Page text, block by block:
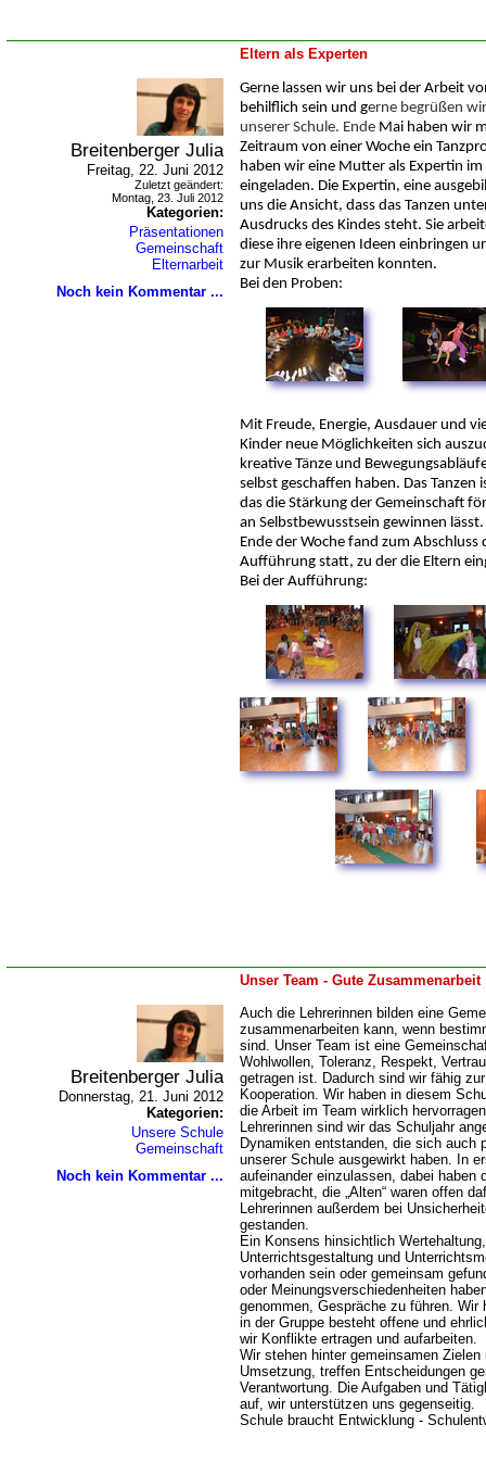
Eltern als Experten
Breitenberger Julia
Freitag, 22. Juni 2012
Zuletzt geändert:
Montag, 23. Juli 2012
Kategorien:
Präsentationen
Gemeinschaft
Elternarbeit
Noch kein Kommentar ...
Gerne lassen wir uns bei der Arbeit
behilflich sein und gerne begrüßen
unserer Schule. Ende Mai haben wir
Zeitraum von einer Woche ein
haben wir eine Mutter als Expertin
eingeladen. Die Expertin, eine
uns die Ansicht, dass das Tanzen
Ausdrucks des Kindes steht. Sie
diese ihre eigenen Ideen einbringen
zur Musik erarbeiten konnten.
Bei den Proben:
Mit Freude, Energie, Ausdauer und
Kinder neue Möglichkeiten sich
kreative Tänze und
selbst geschaffen haben. Das Tanzen
das die Stärkung der Gemeinschaft
an Selbstbewusstsein gewinnen lässt.
Ende der Woche fand zum Abschluss
Aufführung statt, zu der die Eltern
Bei der Aufführung:
Unser Team - Gute Zusammenarbeit
Breitenberger Julia
Donnerstag, 21. Juni 2012
Kategorien:
Unsere Schule
Gemeinschaft
Noch kein Kommentar ...
Auch die Lehrerinnen bilden eine
zusammenarbeiten kann, wenn
sind. Unser Team ist eine
Wohlwollen, Toleranz, Respekt,
getragen ist. Dadurch sind wir fähig
Kooperation. Wir haben in diesem
die Arbeit im Team wirklich
Lehrerinnen sind wir das Schuljahr
Dynamiken entstanden, die sich auch
unserer Schule ausgewirkt haben. In
aufeinander einzulassen, dabei haben
mitgebracht, die „Alten“ waren offen
Lehrerinnen außerdem bei
gestanden.
Ein Konsens hinsichtlich
Unterrichtsgestaltung und
vorhanden sein oder gemeinsam
oder Meinungsverschiedenheiten
genommen, Gespräche zu führen. Wir
in der Gruppe besteht offene und
wir Konflikte ertragen und aufarbeiten.
Wir stehen hinter gemeinsamen
Umsetzung, treffen Entscheidungen
Verantwortung. Die Aufgaben und
auf, wir unterstützen uns gegenseitig.
Schule braucht Entwicklung -